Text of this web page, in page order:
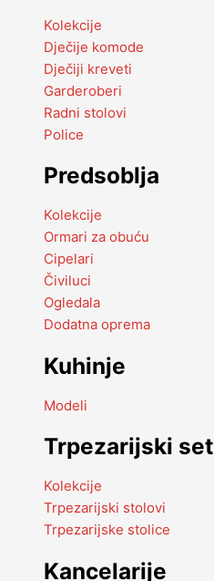
Kolekcije
Dječije komode
Dječiji kreveti
Garderoberi
Radni stolovi
Police
Predsoblja
Kolekcije
Ormari za obuću
Cipelari
Čiviluci
Ogledala
Dodatna oprema
Kuhinje
Modeli
Trpezarijski set
Kolekcije
Trpezarijski stolovi
Trpezarijske stolice
Kancelarije